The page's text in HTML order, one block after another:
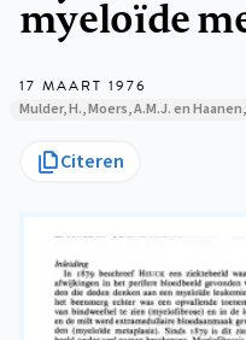
myeloïde
17 MAART 1976
Mulder, H., Moers, A.M.J. en Haanen,
Citeren